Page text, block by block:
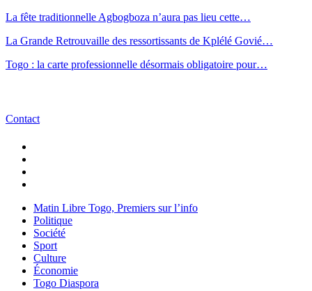
La fête traditionnelle Agbogboza n’aura pas lieu cette…
La Grande Retrouvaille des ressortissants de Kplélé Govié…
Togo : la carte professionnelle désormais obligatoire pour…
Contact
Matin Libre Togo, Premiers sur l’info
Politique
Société
Sport
Culture
Économie
Togo Diaspora